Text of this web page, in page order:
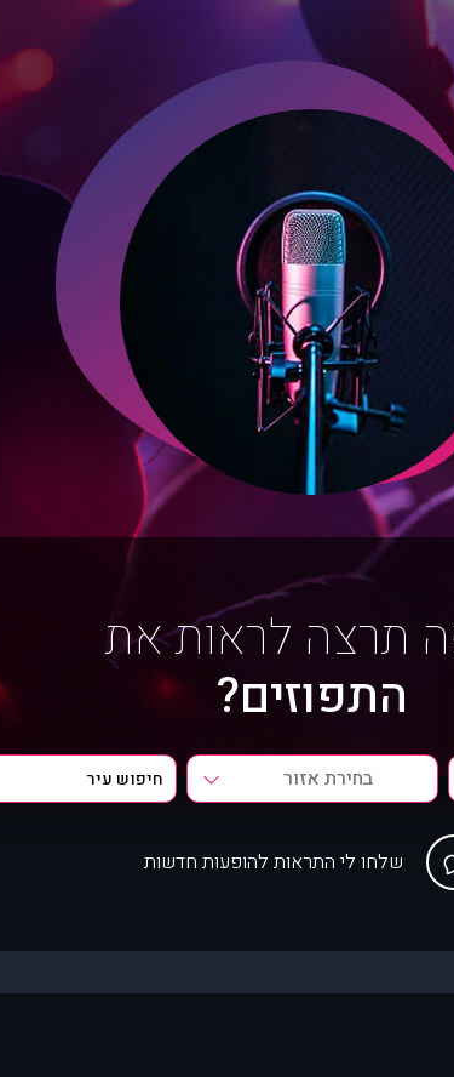
תרצה לראות את
התפוזים?
בחירת אזור
שלחו לי התראות להופעות חדשות